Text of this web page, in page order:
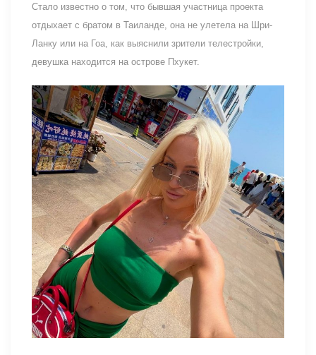
Стало известно о том, что бывшая участница проекта
отдыхает с братом в Таиланде, она не улетела на Шри-
Ланку или на Гоа, как выяснили зрители телестройки,
девушка находится на острове Пхукет.